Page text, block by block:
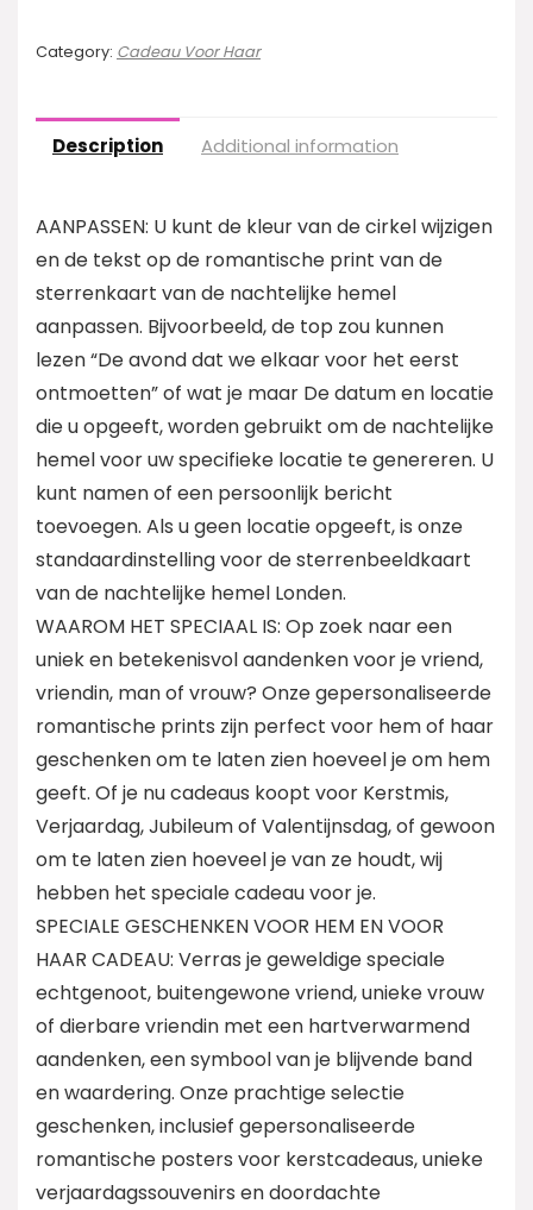
Category: Cadeau Voor Haar
Description Additional information
AANPASSEN: U kunt de kleur van de cirkel wijzigen
en de tekst op de romantische print van de
sterrenkaart van de nachtelijke hemel
aanpassen. Bijvoorbeeld, de top zou kunnen
lezen “De avond dat we elkaar voor het eerst
ontmoetten” of wat je maar De datum en locatie
die u opgeeft, worden gebruikt om de nachtelijke
hemel voor uw specifieke locatie te genereren. U
kunt namen of een persoonlijk bericht
toevoegen. Als u geen locatie opgeeft, is onze
standaardinstelling voor de sterrenbeeldkaart
van de nachtelijke hemel Londen.
WAAROM HET SPECIAAL IS: Op zoek naar een
uniek en betekenisvol aandenken voor je vriend,
vriendin, man of vrouw? Onze gepersonaliseerde
romantische prints zijn perfect voor hem of haar
geschenken om te laten zien hoeveel je om hem
geeft. Of je nu cadeaus koopt voor Kerstmis,
Verjaardag, Jubileum of Valentijnsdag, of gewoon
om te laten zien hoeveel je van ze houdt, wij
hebben het speciale cadeau voor je.
SPECIALE GESCHENKEN VOOR HEM EN VOOR
HAAR CADEAU: Verras je geweldige speciale
echtgenoot, buitengewone vriend, unieke vrouw
of dierbare vriendin met een hartverwarmend
aandenken, een symbool van je blijvende band
en waardering. Onze prachtige selectie
geschenken, inclusief gepersonaliseerde
romantische posters voor kerstcadeaus, unieke
verjaardagssouvenirs en doordachte